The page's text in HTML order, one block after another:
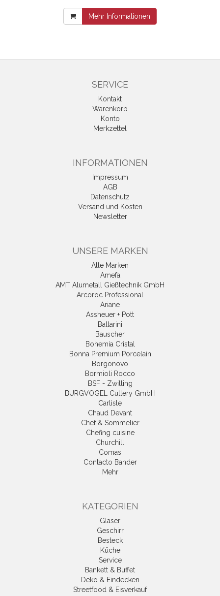
Mehr Informationen
SERVICE
Kontakt
Warenkorb
Konto
Merkzettel
INFORMATIONEN
Impressum
AGB
Datenschutz
Versand und Kosten
Newsletter
UNSERE MARKEN
Alle Marken
Amefa
AMT Alumetall Gießtechnik GmbH
Arcoroc Professional
Ariane
Assheuer + Pott
Ballarini
Bauscher
Bohemia Cristal
Bonna Premium Porcelain
Borgonovo
Bormioli Rocco
BSF - Zwilling
BURGVOGEL Cutlery GmbH
Carlisle
Chaud Devant
Chef & Sommelier
Chefing cuisine
Churchill
Comas
Contacto Bander
Mehr
KATEGORIEN
Gläser
Geschirr
Besteck
Küche
Service
Bankett & Buffet
Deko & Eindecken
Streetfood & Eisverkauf